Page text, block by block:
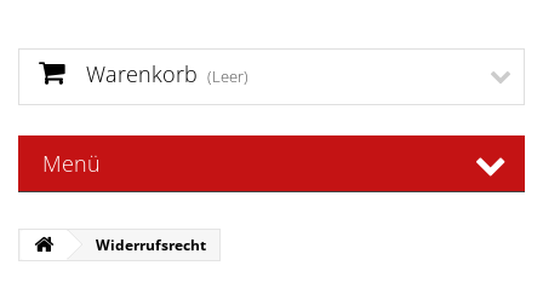
Warenkorb (Leer)
Menü
Widerrufsrecht